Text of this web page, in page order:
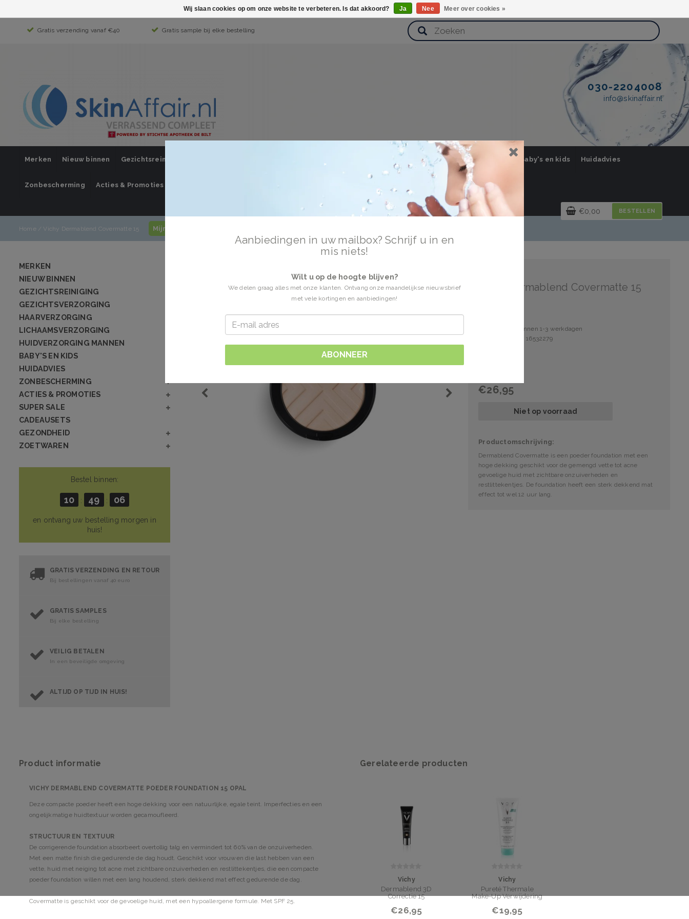
Gratis verzending vanaf €40 Gratis sample bij elke bestelling
030-2204008
info@skinaffair.nl
Merken Nieuw binnen Gezichtsreiniging Huidverzorging Mannen Baby's en kids Huidadvies
Zonbescherming Acties & Promoties
€0,00 BESTELLEN
Home/ Vichy Dermablend Covermatte 15 Mijn account / inloggen
MERKEN
NIEUW BINNEN
GEZICHTSREINIGING
GEZICHTSVERZORGING
HAARVERZORGING
LICHAAMSVERZORGING
HUIDVERZORGING MANNEN
BABY'S EN KIDS
HUIDADVIES
ZONBESCHERMING
ACTIES & PROMOTIES
SUPER SALE
CADEAUSETS
GEZONDHEID
ZOETWAREN
Bestel binnen:
10 : 49 : 05
en ontvang uw bestelling morgen in
huis!
GRATIS VERZENDING EN RETOUR
Bij bestellingen vanaf 40 euro
GRATIS SAMPLES
Bij elke bestelling
VEILIG BETALEN
In een beveiligde omgeving
ALTIJD OP TIJD IN HUIS!
Vichy Dermablend Covermatte 15
Verzonden binnen 1-3 werkdagen
Artikelnummer: 16532279
€26,95
Niet op voorraad
Productomschrijving:
Dermablend Covermatte is een poeder foundation met een
hoge dekking geschikt voor de gemengd vette tot acne
gevoelige huid met zichtbare onzuiverheden en
restlittekentjes. De foundation heeft een sterk dekkend mat
effect tot wel 12 uur lang.
Product informatie
VICHY DERMABLEND COVERMATTE POEDER FOUNDATION 15 OPAL
Deze compacte poeder heeft een hoge dekking voor een natuurlijke, egale teint. Imperfecties en een
ongelijkmatige huidtextuur worden gecamoufleerd.
STRUCTUUR EN TEXTUUR
De corrigerende foundation absorbeert overtollig talg en vermindert tot 60% van de onzuiverheden.
Met een matte finish die gedurende de dag houdt. Geschikt voor vrouwen die last hebben van een
vette, huid met neiging tot acne met zichtbare onzuiverheden en restlittekentjes, die een compacte
poeder foundation willen met een lang houdend, sterk dekkend mat effect gedurende de dag.
Covermatte is geschikt voor de gevoelige huid, met een hypoallergene formule. Met SPF 25.
Gerelateerde producten
Vichy
Dermablend 3D
Correctie 15
€26,95
Vichy
Pureté Thermale
Make-Up Verwijdering
€19,95
Aanbiedingen in uw mailbox? Schrijf u in en
mis niets!
Wilt u op de hoogte blijven?
We delen graag alles met onze klanten. Ontvang onze maandelijkse nieuwsbrief
met vele kortingen en aanbiedingen!
ABONNEER
Wij slaan cookies op om onze website te verbeteren. Is dat akkoord? Ja Nee Meer over cookies »